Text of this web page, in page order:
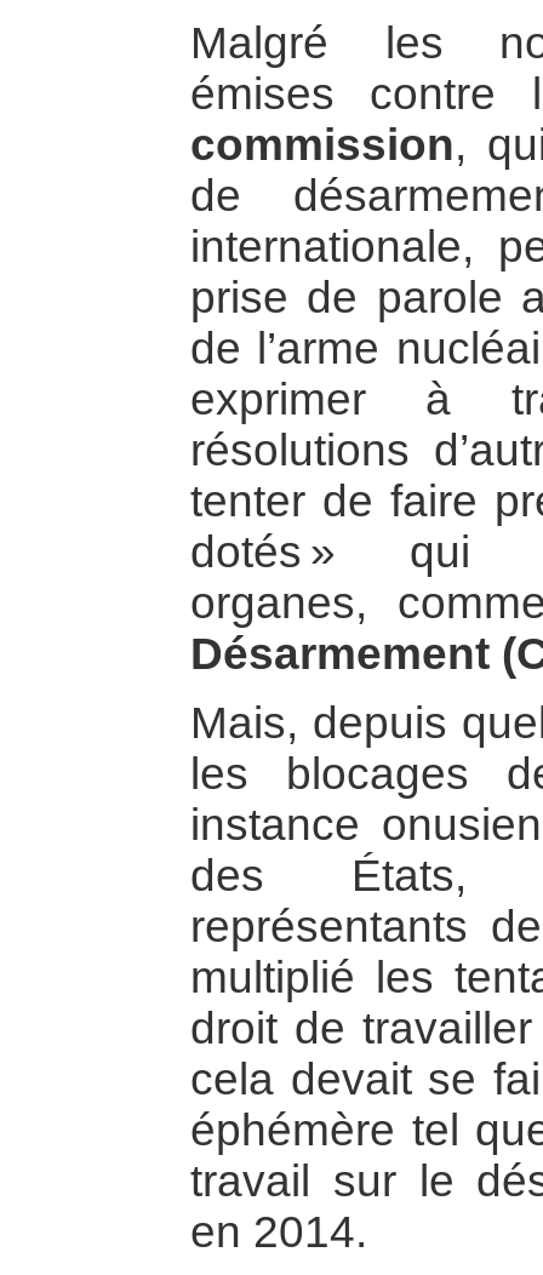
Malgré les
émises contre
commission,
de
internationale,
prise de parole
de l’arme
exprimer à
résolutions
tenter de faire
dotés » qui
organes,
Désarmement
Mais, depuis
les blocages
instance
des États,
représentants
multiplié les
droit de
cela devait se
éphémère tel
travail sur le
en 2014.